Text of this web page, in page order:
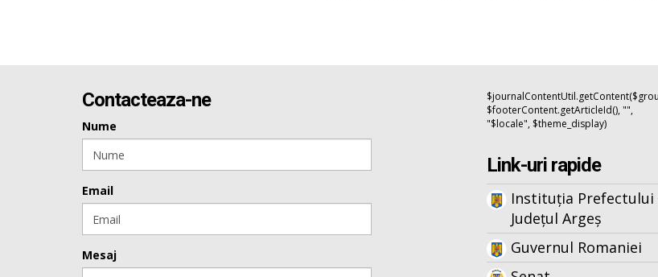
Contacteaza-ne
Nume
Email
Mesaj
$footerContent.getArticleId(), "",
"$locale", $theme_display)
Link-uri rapide
Instituția Prefectului
Județul Argeș
Guvernul Romaniei